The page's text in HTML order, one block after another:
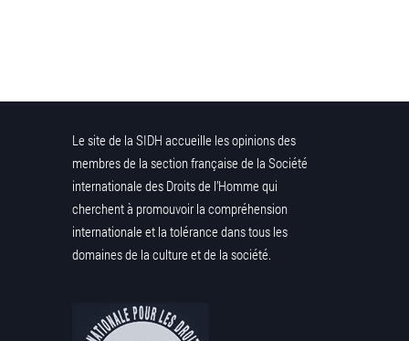
Le site de la SIDH accueille les opinions des
membres de la section française de la Société
internationale des Droits de l’Homme qui
cherchent à promouvoir la compréhension
internationale et la tolérance dans tous les
domaines de la culture et de la société.